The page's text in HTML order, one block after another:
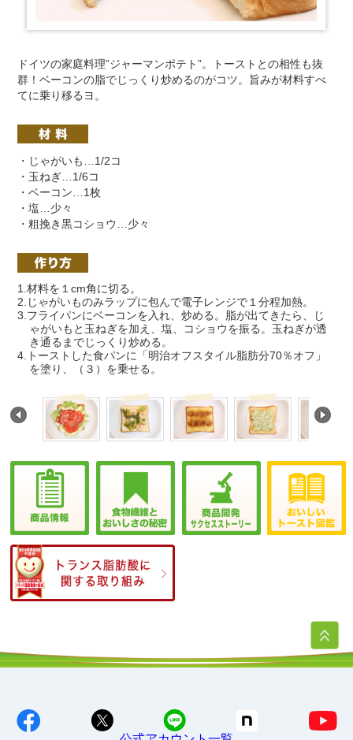
ドイツの家庭料理”ジャーマンポテト”。トーストとの相性も抜
群！ベーコンの脂でじっくり炒めるのがコツ。旨みが材料すべ
てに乗り移るヨ。
・じゃがいも…1/2コ
・玉ねぎ…1/6コ
・ベーコン…1枚
・塩…少々
・粗挽き黒コショウ…少々
1.材料を１cm角に切る。
2.じゃがいものみラップに包んで電子レンジで１分程加熱。
3.フライパンにベーコンを入れ、炒める。脂が出てきたら、じ
ゃがいもと玉ねぎを加え、塩、コショウを振る。玉ねぎが透
き通るまでじっくり炒める。
4.トーストした食パンに「明治オフスタイル脂肪分70％オフ」
を塗り、（３）を乗せる。